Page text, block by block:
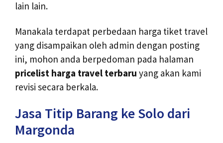
lain lain.
Manakala terdapat perbedaan harga tiket travel
yang disampaikan oleh admin dengan posting
ini, mohon anda berpedoman pada halaman
pricelist harga travel terbaru yang akan kami
revisi secara berkala.
Jasa Titip Barang ke Solo dari
Margonda